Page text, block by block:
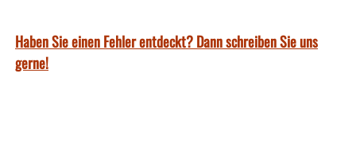
Haben Sie einen Fehler entdeckt? Dann schreiben Sie uns
gerne!